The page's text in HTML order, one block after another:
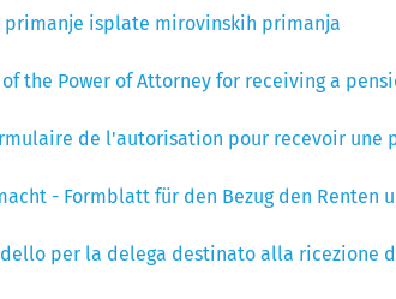
primanje isplate mirovinskih primanja
of the Power of Attorney for receiving a
de l'autorisation pour recevoir une
- Formblatt für den Bezug den Renten
per la delega destinato alla ricezione